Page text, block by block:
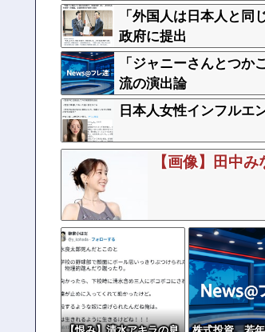
「外国人は日本人と
政府に提出
「ジャニーさんとつ
流の演出論
日本人女性インフルエ
【画像】田中